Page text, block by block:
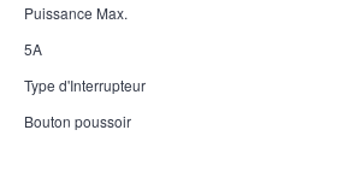
Puissance Max.
5A
Type d'Interrupteur
Bouton poussoir